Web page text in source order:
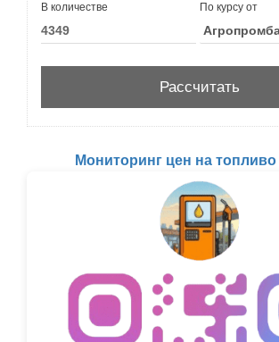
В количестве По курсу от
Мониторинг цен на